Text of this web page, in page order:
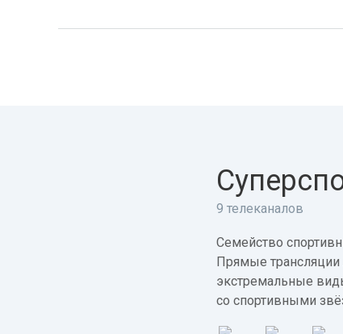
9 телеканалов
Семейство
Прямые трансляции
экстремальные
со спортивными